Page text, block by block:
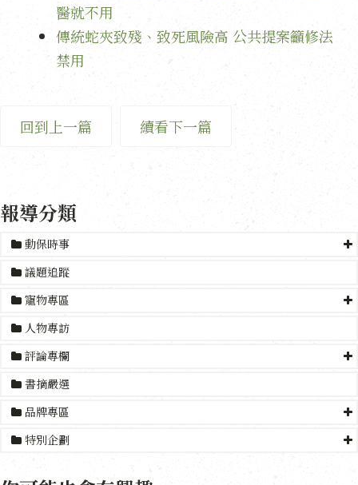
醫就不用
傳統蛇夾致殘、致死風險高 公共提案籲修法
禁用
回到上一篇 續看下一篇
報導分類
動保時事
議題追蹤
寵物專區
人物專訪
評論專欄
書摘嚴選
品牌專區
特別企劃